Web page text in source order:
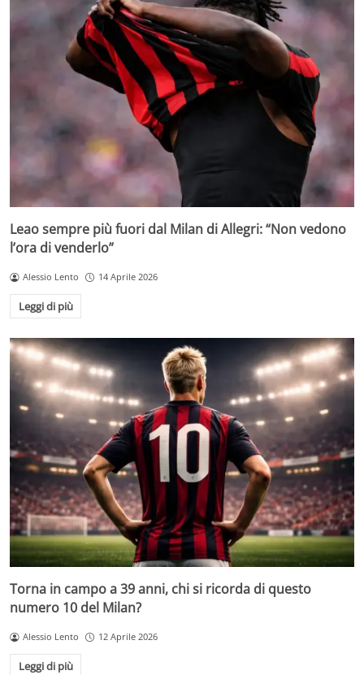
Leao sempre più fuori dal Milan di Allegri: “Non vedono
l’ora di venderlo”
Alessio Lento 14 Aprile 2026
Leggi di più
Torna in campo a 39 anni, chi si ricorda di questo
numero 10 del Milan?
Alessio Lento 12 Aprile 2026
Leggi di più